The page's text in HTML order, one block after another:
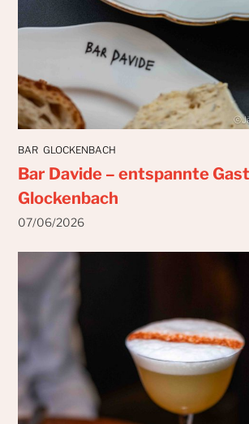
BAR GLOCKENBACH
Bar Davide – entspannte
Glockenbach
07/06/2026